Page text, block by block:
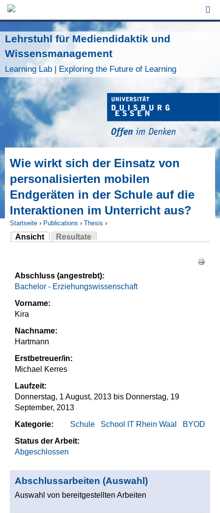
Jump to Navigation
Lehrstuhl für Mediendidaktik und
Wissensmanagement
Learning Lab | Exploring the Future of Learning
Wie wirkt sich der Einsatz von
personalisierten mobilen
Endgeräten in der Schule auf die
Interaktionen im Unterricht aus?
Sie sind hier
Startseite › Publications › Thesis ›
Ansicht
(aktiver Reiter)
Resultate
Abschluss (angestrebt):
Bachelor - Erziehungswissenschaft
Vorname:
Kira
Nachname:
Hartmann
Erstbetreuer/in:
Michael Kerres
Laufzeit:
Donnerstag, 1 August, 2013 bis Donnerstag, 19
September, 2013
Kategorie:
BYOD
School IT Rhein Waal
Schule
Status der Arbeit:
Abgeschlossen
Abschlussarbeiten (Auswahl)
Auswahl von bereitgestellten Arbeiten